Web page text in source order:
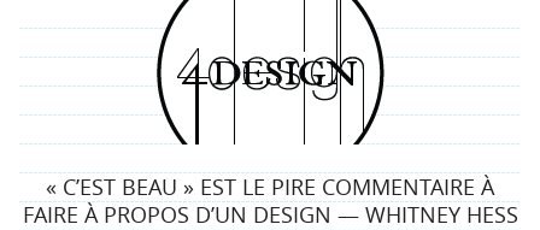
4
d
e
s
« C’EST BEAU » EST LE PIRE COMMENTAIRE À
FAIRE À PROPOS D’UN DESIGN — WHITNEY HESS